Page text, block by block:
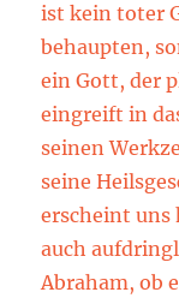
ist kein toter
behaupten,
ein Gott, der
eingreift in
seinen
seine
erscheint uns
auch
Abraham, ob